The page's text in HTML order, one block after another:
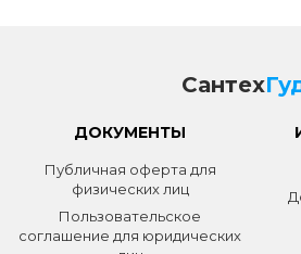
Сантех
ДОКУМЕНТЫ
Публичная оферта для
физических лиц
Пользовательское
соглашение для юридических